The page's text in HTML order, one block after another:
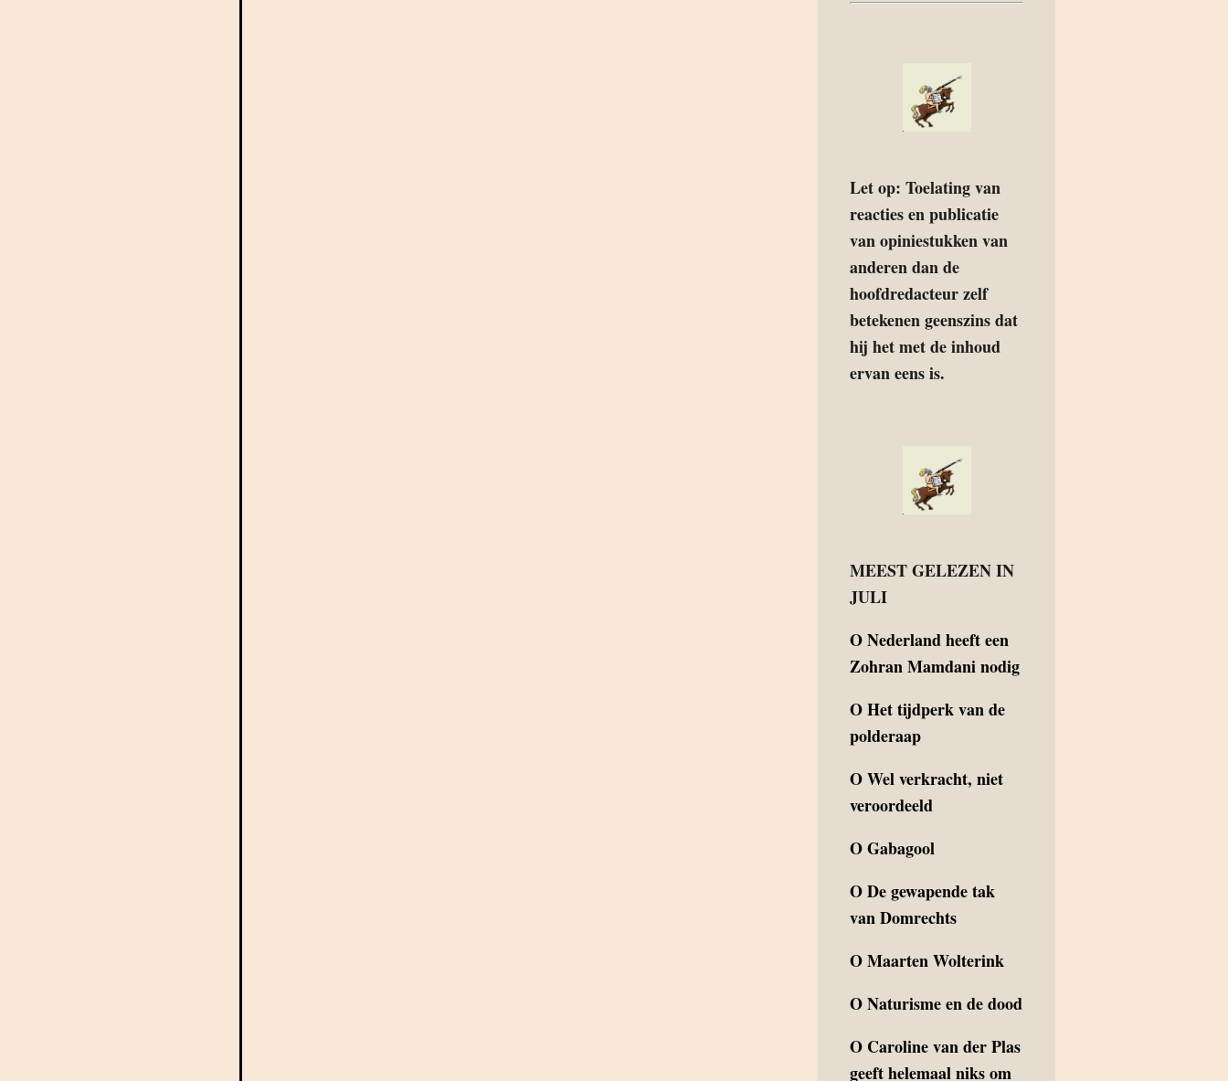
Let op: Toelating van
reacties en publicatie
van opiniestukken van
anderen dan de
hoofdredacteur zelf
betekenen geenszins dat
hij het met de inhoud
ervan eens is.
MEEST GELEZEN IN
JULI
ONederland heeft een
Zohran Mamdani nodig
OHet tijdperk van de
polderaap
OWel verkracht, niet
veroordeeld
OGabagool
ODe gewapende tak
van Domrechts
OMaarten Wolterink
ONaturisme en de dood
O Caroline van der Plas
geeft helemaal niks om